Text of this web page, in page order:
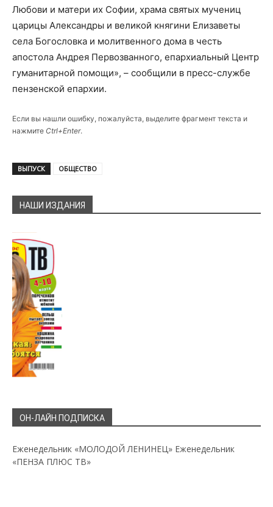
Любови и матери их Софии, храма святых мучениц
царицы Александры и великой княгини Елизаветы
села Богословка и молитвенного дома в честь
апостола Андрея Первозванного, епархиальный Центр
гуманитарной помощи», – сообщили в пресс-службе
пензенской епархии.
Если вы нашли ошибку, пожалуйста, выделите фрагмент текста и
нажмите Ctrl+Enter.
ВЫПУСК ОБЩЕСТВО
НАШИ ИЗДАНИЯ
ОН-ЛАЙН ПОДПИСКА
Еженедельник «МОЛОДОЙ ЛЕНИНЕЦ» Еженедельник
«ПЕНЗА ПЛЮС ТВ»